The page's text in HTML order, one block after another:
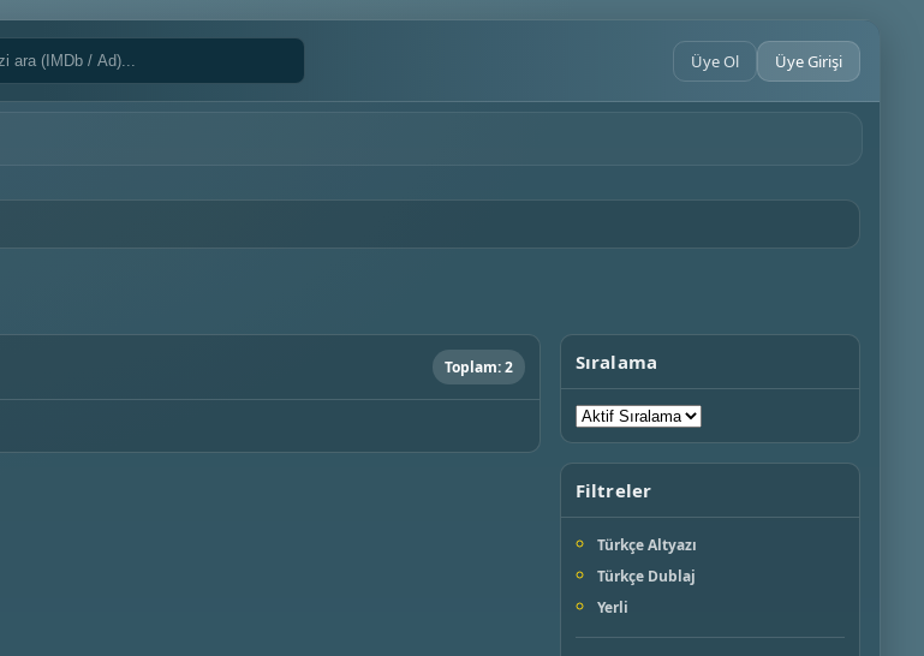
Üye Ol Üye Girişi
Toplam: 2 Sıralama
Filtreler
Türkçe Altyazı
Türkçe Dublaj
Yerli